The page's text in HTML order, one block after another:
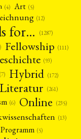
(4) Art (5)
(12)
for… (1287)
Fellowship (111)
(93)
(7) Hybrid (172)
Literatur (261)
(6) Online (235)
(13)
Programm (5)